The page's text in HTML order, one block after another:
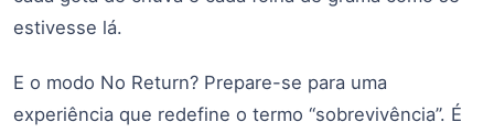
estivesse lá.
E o modo No Return? Prepare-se para uma
experiência que redefine o termo “sobrevivência”. É